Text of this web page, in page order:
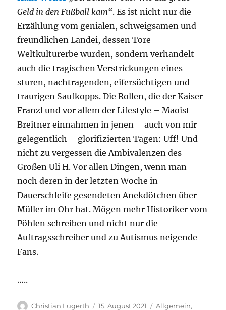
Geld in den Fußball kam“. Es ist nicht nur die
Erzählung vom genialen, schweigsamen und
freundlichen Landei, dessen Tore
Weltkulturerbe wurden, sondern verhandelt
auch die tragischen Verstrickungen eines
sturen, nachtragenden, eifersüchtigen und
traurigen Saufkopps. Die Rollen, die der Kaiser
Franzl und vor allem der Lifestyle – Maoist
Breitner einnahmen in jenen – auch von mir
gelegentlich – glorifizierten Tagen: Uff! Und
nicht zu vergessen die Ambivalenzen des
Großen Uli H. Vor allen Dingen, wenn man
noch deren in der letzten Woche in
Dauerschleife gesendeten Anekdötchen über
Müller im Ohr hat. Mögen mehr Historiker vom
Pöhlen schreiben und nicht nur die
Auftragsschreiber und zu Autismus neigende
Fans.
…..
Autor
Christian Lugerth
Veröffentlicht
15. August 2021 Kategorien
Allgemein,